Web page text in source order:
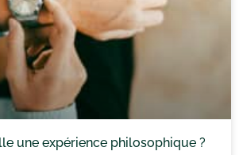
une expérience philosophique ?